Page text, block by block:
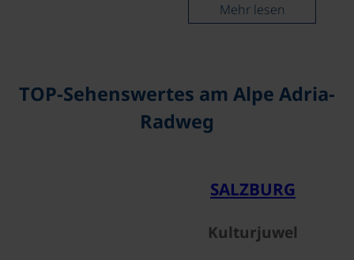
Mehr lesen
TOP-Sehenswertes am Alpe Adria-
Radweg
SALZBURG
Kulturjuwel